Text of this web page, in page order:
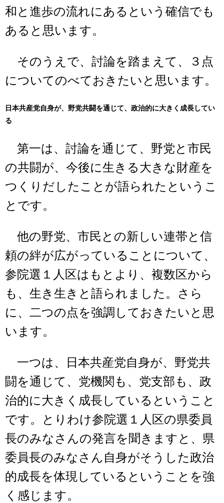
和と進歩の流れにあるという確信でも
あると思います。
そのうえで、討論を踏まえて、３点
についてのべておきたいと思います。
日本共産党自身が、野党共闘を通じて、政治的に大きく成長してい
る
第一は、討論を通じて、野党と市民
の共闘が、今後に生きる大きな財産を
つくりだしたことが語られたというこ
とです。
他の野党、市民との新しい連帯と信
頼の絆が広がっていることについて、
参院選１人区はもとより、複数区から
も、生き生きと語られました。さら
に、二つの点を強調しておきたいと思
います。
一つは、日本共産党自身が、野党共
闘を通じて、党機関も、党支部も、政
治的に大きく成長しているということ
です。とりわけ参院選１人区の県委員
長のみなさんの発言を聞きますと、県
委員長のみなさん自身がそうした政治
的成長を体現しているということを強
く感じます。